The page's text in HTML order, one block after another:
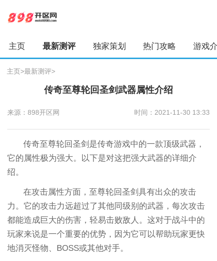
主页 最新测评 独家策划 热门攻略 游戏
主页>最新测评>
传奇至尊轮回圣剑武器属性介绍
来源：898开区网 时间：2021-11-30 13:33
传奇至尊轮回圣剑是传奇游戏中的一款顶级武器，
它的属性极为强大。以下是对这把强大武器的详细介
绍。
在攻击属性方面，至尊轮回圣剑具有出众的攻击
力。它的攻击力远超过了其他同级别的武器，每次攻击
都能造成巨大的伤害，轻易击败敌人。这对于战斗中的
玩家来说是一个重要的优势，因为它可以帮助玩家更快
地消灭怪物、BOSS或其他对手。